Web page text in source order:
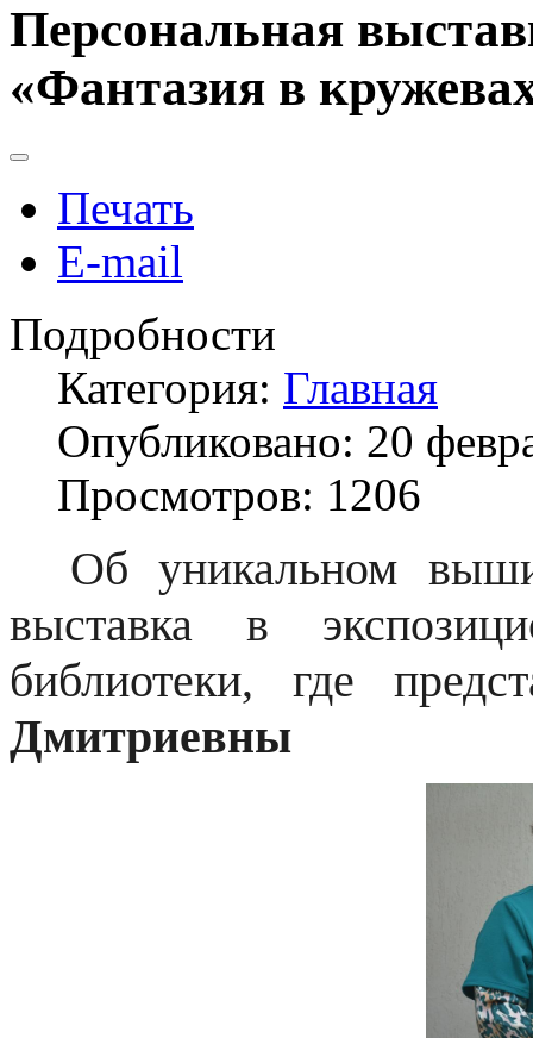
Персональная
«Фантазия в
Печать
E-mail
Подробности
Категория: Главная
Опубликовано: 20
Просмотров: 1206
Об уникальном
выставка в
библиотеки, где
Дмитриевны